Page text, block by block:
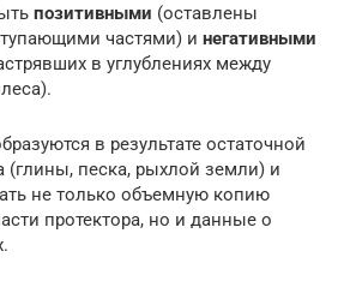
позитивными (оставлены
частями) и негативными
в углублениях между
в результате остаточной
(глины, песка, рыхлой земли) и
не только объемную копию
протектора, но и данные о